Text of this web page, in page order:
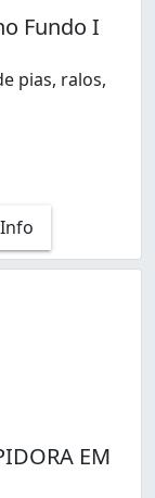
Fundo I
pias, ralos,
Info
EM